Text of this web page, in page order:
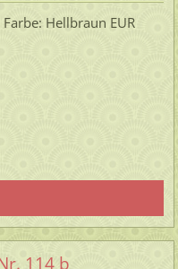
Hellbraun EUR
114 b